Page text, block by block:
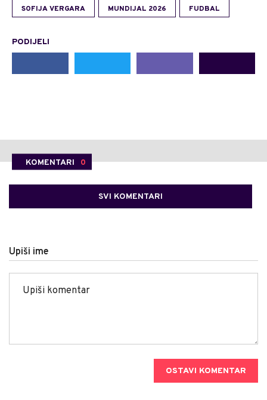
SOFIJA VERGARA MUNDIJAL 2026 FUDBAL
PODIJELI
KOMENTARI 0
SVI KOMENTARI
Upiši ime
OSTAVI KOMENTAR